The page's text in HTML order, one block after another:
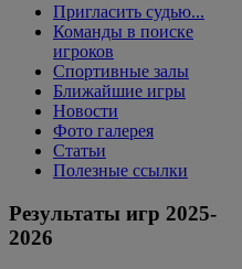
Пригласить судью...
Команды в поиске
игроков
Спортивные залы
Ближайшие игры
Новости
Фото галерея
Статьи
Полезные ссылки
Результаты игр 2025-
2026